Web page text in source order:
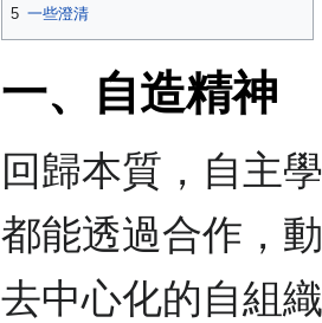
5 一些澄清
一、自造精神
回歸本質，自主
都能透過合作，
去中心化的自組